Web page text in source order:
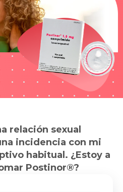
relación sexual
incidencia con mi
habitual. ¿Estoy a
Postinor®?